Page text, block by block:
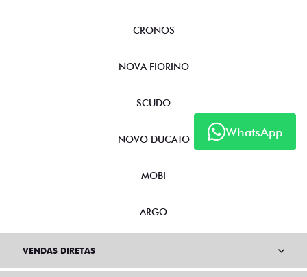
WhatsApp
CRONOS
NOVA FIORINO
SCUDO
NOVO DUCATO
MOBI
ARGO
VENDAS DIRETAS